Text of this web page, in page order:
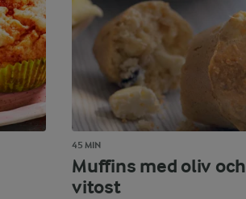
45 MIN
Muffins med oliv och
vitost